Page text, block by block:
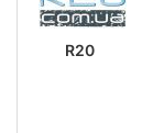
R20